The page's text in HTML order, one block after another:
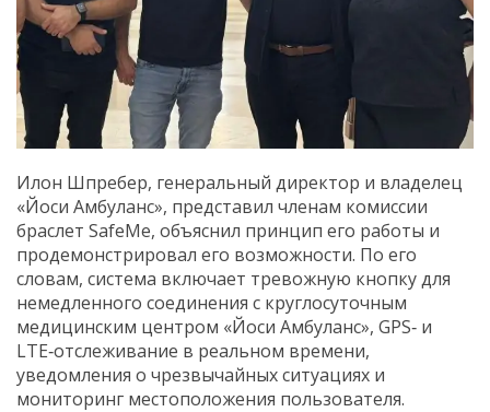
Илон Шпребер, генеральный директор и владелец
«Йоси Амбуланс», представил членам комиссии
браслет SafeMe, объяснил принцип его работы и
продемонстрировал его возможности. По его
словам, система включает тревожную кнопку для
немедленного соединения с круглосуточным
медицинским центром «Йоси Амбуланс», GPS‑ и
LTE‑отслеживание в реальном времени,
уведомления о чрезвычайных ситуациях и
мониторинг местоположения пользователя.